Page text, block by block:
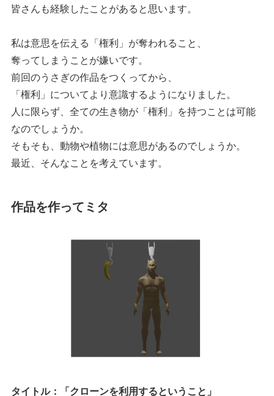
皆さんも経験したことがあると思います。
私は意思を伝える「権利」が奪われること、
奪ってしまうことが嫌いです。
前回のうさぎの作品をつくってから、
「権利」についてより意識するようになりました。
人に限らず、全ての生き物が「権利」を持つことは可能
なのでしょうか。
そもそも、動物や植物には意思があるのでしょうか。
最近、そんなことを考えています。
作品を作ってミタ
タイトル：「クローンを利用するということ」